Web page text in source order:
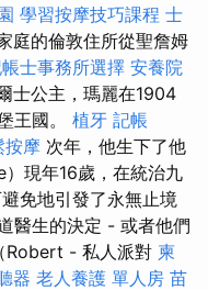
學習按摩技巧課程 士
庭的倫敦住所從聖詹姆
士事務所選擇 安養院
士公主，瑪麗在1904
王國。 植牙 記帳
按摩 次年，他生下了他
現年16歲，在統治九
免地引發了永無止境
醫生的決定 - 或者他們
Robert - 私人派對 柬
器 老人養護 單人房 苗